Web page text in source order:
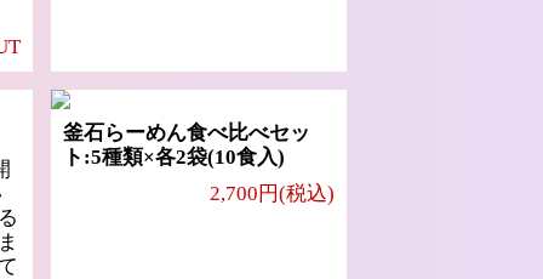
釜石らーめん食べ比べセッ
ト:5種類×各2袋(10食入)
2,700円(税込)